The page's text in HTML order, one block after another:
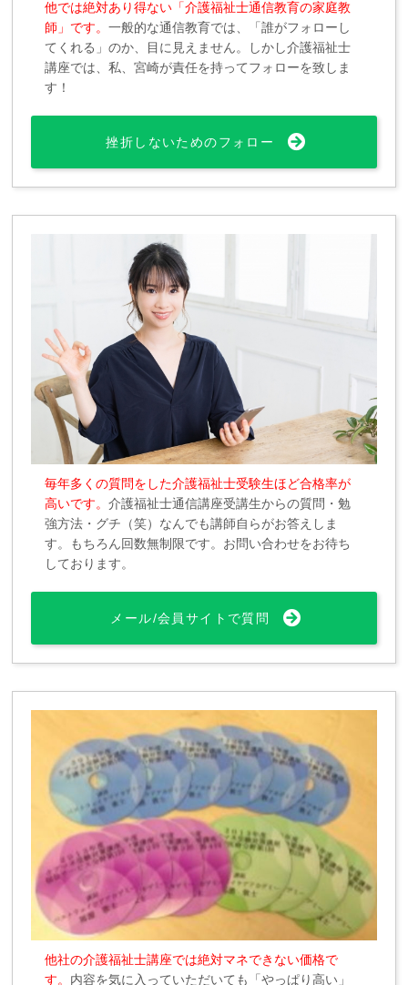
他では絶対あり得ない「介護福祉士通信教育の家庭教
師」です。一般的な通信教育では、「誰がフォローし
てくれる」のか、目に見えません。しかし介護福祉士
講座では、私、宮崎が責任を持ってフォローを致しま
す！
挫折しないためのフォロー
毎年多くの質問をした介護福祉士受験生ほど合格率が
高いです。介護福祉士通信講座受講生からの質問・勉
強方法・グチ（笑）なんでも講師自らがお答えしま
す。もちろん回数無制限です。お問い合わせをお待ち
しております。
メール/会員サイトで質問
他社の介護福祉士講座では絶対マネできない価格で
す。 内容を気に入っていただいても「やっぱり高い」